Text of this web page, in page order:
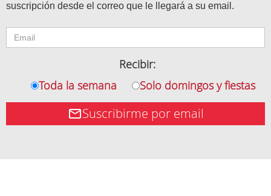
suscripción desde el correo que le llegará a su email.
Recibir:
Toda la semana
Solo domingos y fiestas
Suscribirme por email